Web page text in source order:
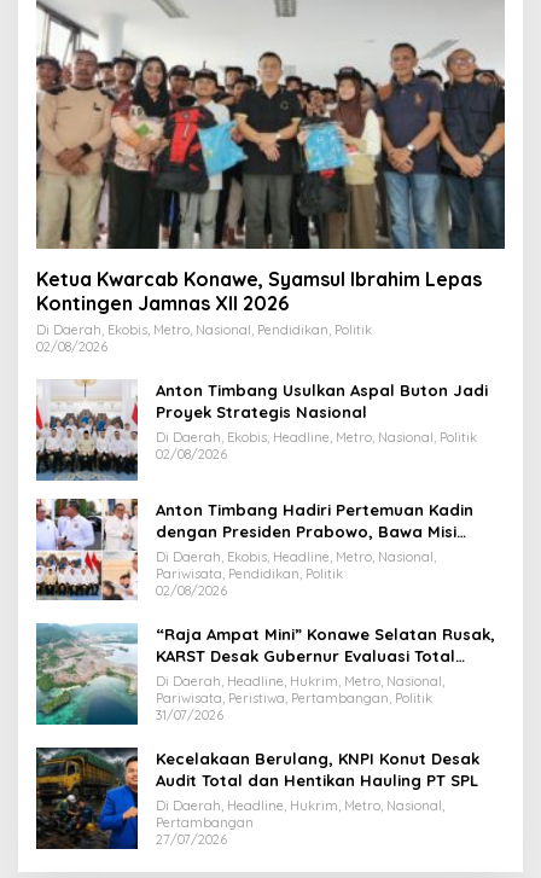
Ketua Kwarcab Konawe, Syamsul Ibrahim Lepas
Kontingen Jamnas XII 2026
Di Daerah, Ekobis, Metro, Nasional, Pendidikan, Politik
02/08/2026
Anton Timbang Usulkan Aspal Buton Jadi
Proyek Strategis Nasional
Di Daerah, Ekobis, Headline, Metro, Nasional, Politik
02/08/2026
Anton Timbang Hadiri Pertemuan Kadin
dengan Presiden Prabowo, Bawa Misi
Majukan Ekonomi Sultra
Di Daerah, Ekobis, Headline, Metro, Nasional,
Pariwisata, Pendidikan, Politik
02/08/2026
“Raja Ampat Mini” Konawe Selatan Rusak,
KARST Desak Gubernur Evaluasi Total
Dispar Sultra
Di Daerah, Headline, Hukrim, Metro, Nasional,
Pariwisata, Peristiwa, Pertambangan, Politik
31/07/2026
Kecelakaan Berulang, KNPI Konut Desak
Audit Total dan Hentikan Hauling PT SPL
Di Daerah, Headline, Hukrim, Metro, Nasional,
Pertambangan
27/07/2026